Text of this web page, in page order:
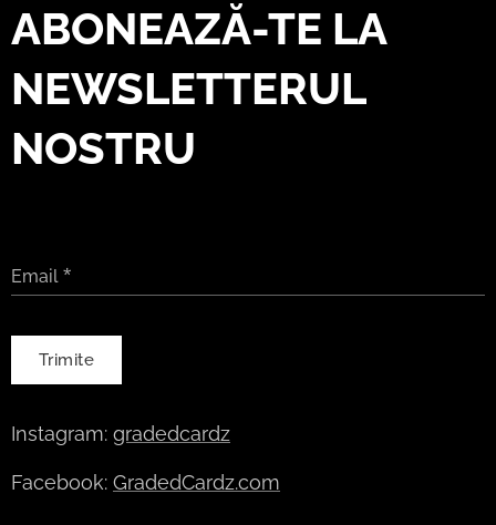
ABONEAZĂ-TE LA
NEWSLETTERUL
NOSTRU
Email
Trimite
Instagram: gradedcardz
Facebook: GradedCardz.com